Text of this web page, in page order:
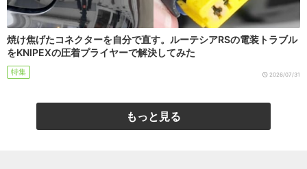
焼け焦げたコネクターを自分で直す。ルーテシアRSの電装トラブル
をKNIPEXの圧着プライヤーで解決してみた
特集 2026/07/31
もっと見る